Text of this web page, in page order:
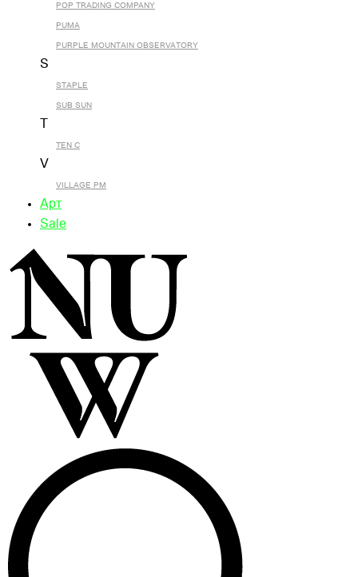
POP TRADING COMPANY
PUMA
PURPLE MOUNTAIN OBSERVATORY
S
STAPLE
SUB SUN
TEN C
V
VILLAGE PM
Арт
Sale